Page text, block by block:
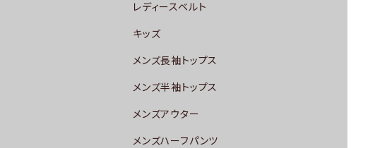
レディースベルト
キッズ
メンズ長袖トップス
メンズ半袖トップス
メンズアウター
メンズハーフパンツ